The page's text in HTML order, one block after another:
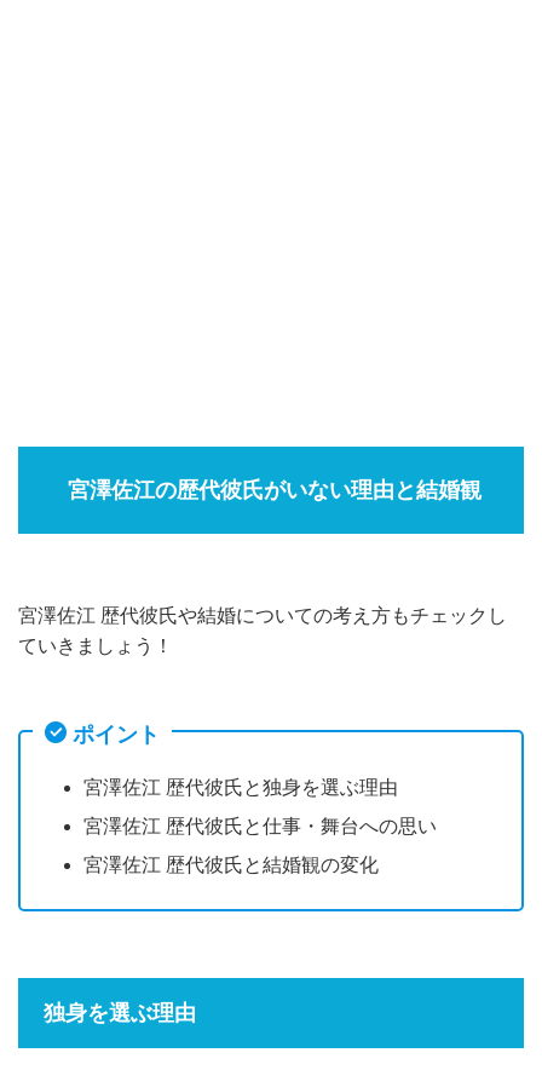
宮澤佐江の歴代彼氏がいない理由と結婚観
宮澤佐江 歴代彼氏や結婚についての考え方もチェックし
ていきましょう！
ポイント
宮澤佐江 歴代彼氏と独身を選ぶ理由
宮澤佐江 歴代彼氏と仕事・舞台への思い
宮澤佐江 歴代彼氏と結婚観の変化
独身を選ぶ理由